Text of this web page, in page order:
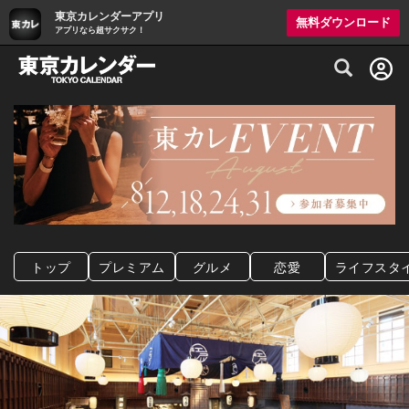
東京カレンダーアプリ
アプリなら超サクサク！
無料ダウンロード
グルメ情報・プレミアムレストラン予約
トップ プレミアム グルメ 恋愛 ライフスタ